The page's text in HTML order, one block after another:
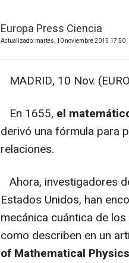
Europa Press Ciencia
Actualizado: martes, 10 noviembre 2015 17:50
MADRID, 10 Nov.
En 1655, el
derivó una fórmula para
relaciones.
Ahora, investigadores
Estados Unidos, han
mecánica cuántica de
como describen en un
of Mathematical